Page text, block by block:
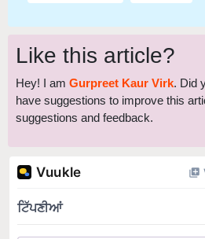
Like this article?
Hey! I am Gurpreet Kaur Virk. Did
have suggestions to improve this
suggestions and feedback.